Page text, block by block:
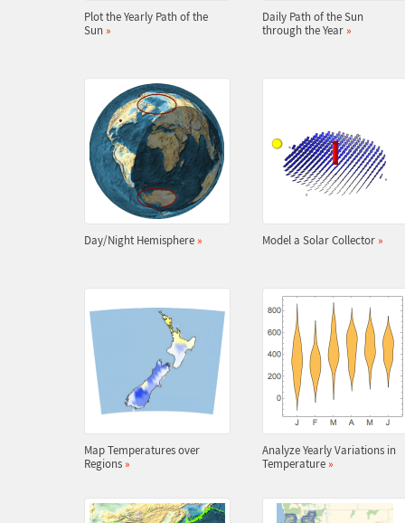
Plot the Yearly Path of the
Sun »
Daily Path of the Sun
through the Year »
Day/Night Hemisphere » Model a Solar Collector »
Map Temperatures over
Regions »
Analyze Yearly Variations in
Temperature »